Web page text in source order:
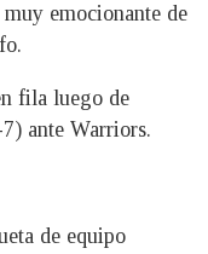
emocionante de
fila luego de
ante Warriors.
de equipo